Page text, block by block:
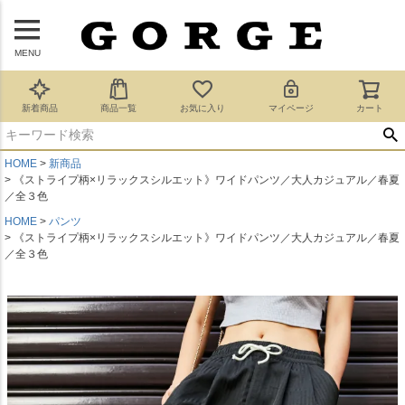
MENU
新着商品 商品一覧 お気に入り マイページ カート
HOME
新商品
《ストライプ柄×リラックスシルエット》ワイドパンツ／大人カジュアル／春夏
／全３色
HOME
パンツ
《ストライプ柄×リラックスシルエット》ワイドパンツ／大人カジュアル／春夏
／全３色